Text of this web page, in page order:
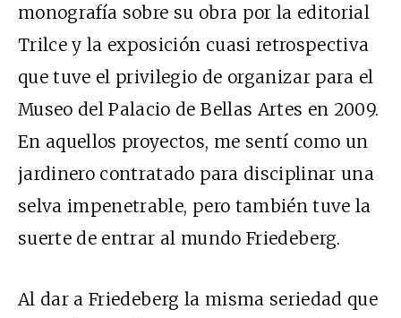
monografía sobre su obra por la editorial
Trilce y la exposición cuasi retrospectiva
que tuve el privilegio de organizar para el
Museo del Palacio de Bellas Artes en 2009.
En aquellos proyectos, me sentí como un
jardinero contratado para disciplinar una
selva impenetrable, pero también tuve la
suerte de entrar al mundo Friedeberg.
Al dar a Friedeberg la misma seriedad que